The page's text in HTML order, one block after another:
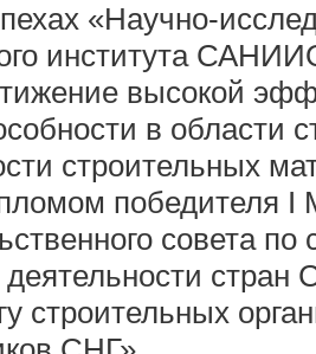
«Научно-
института
высокой
в области
строительных
победителя I
совета по
деятельности стран
строительных